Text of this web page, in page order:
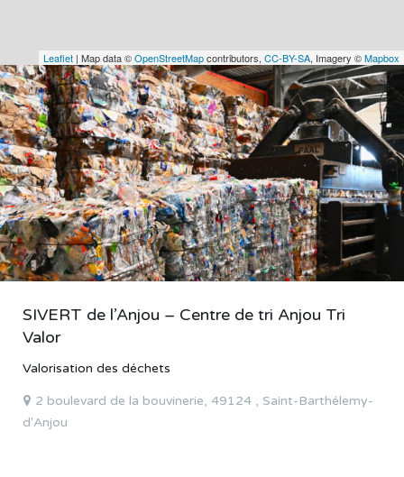
Leaflet | Map data ©OpenStreetMapcontributors, CC-BY-SA, Imagery ©Mapbox
SIVERT de l’Anjou – Centre de tri Anjou Tri
Valor
Valorisation des déchets
2 boulevard de la bouvinerie, 49124 , Saint-Barthélemy-
d'Anjou